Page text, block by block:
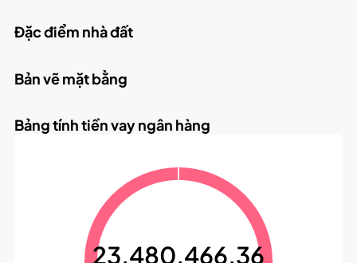
Đặc điểm nhà đất
Bản vẽ mặt bằng
Bảng tính tiền vay ngân hàng
23,480,466.36